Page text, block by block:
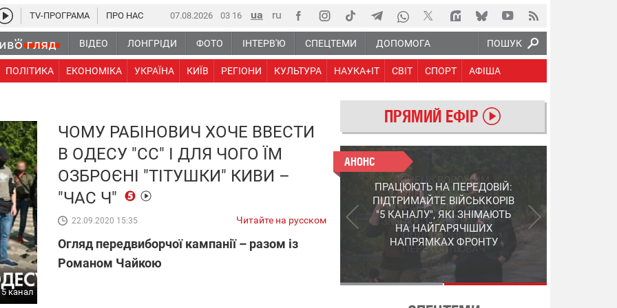
ПОШУК
07.08.2026 03:16
ВІДЕО ЛОНГРІДИ ФОТО ІНТЕРВ'Ю СПЕЦТЕМИ ДОПОМОГА
ПОЛІТИКА ЕКОНОМІКА УКРАЇНА КИЇВ РЕГІОНИ КУЛЬТУРА НАУКА+IT СВІТ СПОРТ АФІША
TV-ПРОГРАМА ПРО НАС
5 канал
ЧОМУ РАБІНОВИЧ ХОЧЕ ВВЕСТИ
В ОДЕСУ "СС" І ДЛЯ ЧОГО ЇМ
ОЗБРОЄНІ "ТІТУШКИ" КИВИ –
"ЧАС Ч"
22.09.2020 15:35 Читайте на русском
Огляд передвиборчої кампанії – разом із
Романом Чайкою
ПРЯМИЙ ЕФІР
АНОНС
КІНЕЦЬ ВОРОЖИМ
"МОЛНІЯМ" ТА FPV: ЯК
УКРАЇНСЬКИЙ STEP-3
ЗМІНЮЄ ПРАВИЛА ГРИ –
ПОДРОБИЦІ ПРО
ПЕРЕХОПЛЮВАЧ
АНОНС
ПРАЦЮЮТЬ НА ПЕРЕДОВІЙ:
ПІДТРИМАЙТЕ ВІЙСЬККОРІВ
"5 КАНАЛУ", ЯКІ ЗНІМАЮТЬ
НА НАЙГАРЯЧІШИХ
НАПРЯМКАХ ФРОНТУ